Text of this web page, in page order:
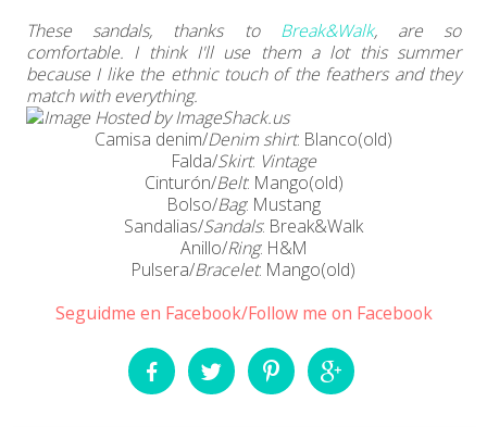
These sandals, thanks to Break&Walk, are so
comfortable. I think I'll use them a lot this summer
because I like the ethnic touch of the feathers and they
match with everything.
Camisa denim/Denim shirt: Blanco(old)
Falda/Skirt: Vintage
Cinturón/Belt: Mango(old)
Bolso/Bag: Mustang
Sandalias/Sandals: Break&Walk
Anillo/Ring: H&M
Pulsera/Bracelet: Mango(old)
Seguidme en Facebook/Follow me on Facebook